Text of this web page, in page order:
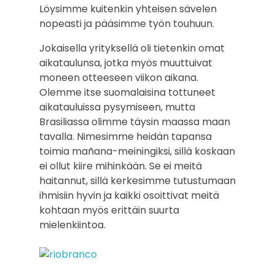
Löysimme kuitenkin yhteisen sävelen
nopeasti ja pääsimme työn touhuun.
Jokaisella yrityksellä oli tietenkin omat
aikataulunsa, jotka myös muuttuivat
moneen otteeseen viikon aikana.
Olemme itse suomalaisina tottuneet
aikatauluissa pysymiseen, mutta
Brasiliassa olimme täysin maassa maan
tavalla. Nimesimme heidän tapansa
toimia mañana-meiningiksi, sillä koskaan
ei ollut kiire mihinkään. Se ei meitä
haitannut, sillä kerkesimme tutustumaan
ihmisiin hyvin ja kaikki osoittivat meitä
kohtaan myös erittäin suurta
mielenkiintoa.